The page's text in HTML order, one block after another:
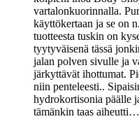
vartalonkuorinnalla.
käyttökertaan ja se on
tuotteesta tuskin on
tyytyväisenä tässä
jalan polven sivulle ja
järkyttävät ihottumat.
niin penteleesti..
hydrokortisonia päälle
tämänkin taas aiheutti…